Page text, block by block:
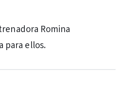
Romina
para ellos.